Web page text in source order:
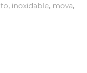
, inoxidable, mova,